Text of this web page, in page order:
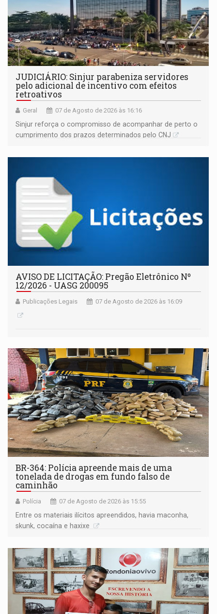
JUDICIÁRIO: Sinjur parabeniza servidores
pelo adicional de incentivo com efeitos
retroativos
Geral 07 de Agosto de 2026 às 16:16
Sinjur reforça o compromisso de acompanhar de perto o
cumprimento dos prazos determinados pelo CNJ
AVISO DE LICITAÇÃO: Pregão Eletrônico Nº
12/2026 - UASG 200095
Publicações Legais 07 de Agosto de 2026 às 16:09
BR-364: Polícia apreende mais de uma
tonelada de drogas em fundo falso de
caminhão
Polícia 07 de Agosto de 2026 às 15:55
Entre os materiais ilícitos apreendidos, havia maconha,
skunk, cocaína e haxixe